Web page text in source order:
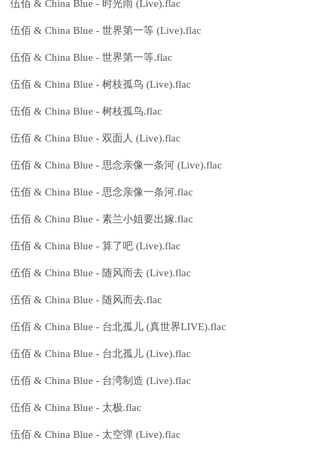
伍佰 & China Blue - 时光雨 (Live).flac
伍佰 & China Blue - 世界第一等 (Live).flac
伍佰 & China Blue - 世界第一等.flac
伍佰 & China Blue - 树枝孤鸟 (Live).flac
伍佰 & China Blue - 树枝孤鸟.flac
伍佰 & China Blue - 双面人 (Live).flac
伍佰 & China Blue - 思念亲像一条河 (Live).flac
伍佰 & China Blue - 思念亲像一条河.flac
伍佰 & China Blue - 素兰小姐要出嫁.flac
伍佰 & China Blue - 算了吧 (Live).flac
伍佰 & China Blue - 随风而去 (Live).flac
伍佰 & China Blue - 随风而去.flac
伍佰 & China Blue - 台北孤儿 (真世界LIVE).flac
伍佰 & China Blue - 台北孤儿 (Live).flac
伍佰 & China Blue - 台湾制造 (Live).flac
伍佰 & China Blue - 太极.flac
伍佰 & China Blue - 太空弹 (Live).flac